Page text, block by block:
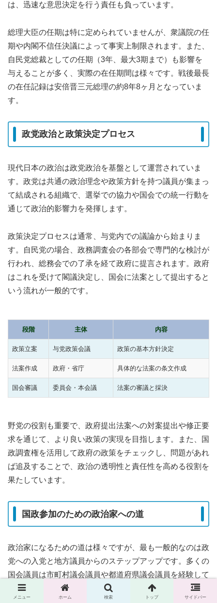
は、迅速な意思決定を行う責任も負っています。
総理大臣の任期は特に定められていませんが、衆議院の任
期や内閣不信任決議によって事実上制限されます。また、
自民党総裁としての任期（3年、最大3期まで）も影響を
与えることが多く、実際の在任期間は様々です。戦後最長
の在任記録は安倍晋三元総理の約8年8ヶ月となっていま
す。
政党政治と政策決定プロセス
現代日本の政治は政党政治を基盤として運営されていま
す。政党は共通の政治理念や政策方針を持つ議員が集まっ
て結成される組織で、選挙での協力や国会での統一行動を
通じて政治的影響力を発揮します。
政策決定プロセスは通常、与党内での議論から始まりま
す。自民党の場合、政務調査会の各部会で専門的な検討が
行われ、総務会での了承を経て政府に提言されます。政府
はこれを受けて閣議決定し、国会に法案として提出すると
いう流れが一般的です。
段階 主体 内容
政策立案 与党政策会議 政策の基本方針決定
法案作成 政府・省庁 具体的な法案の条文作成
国会審議 委員会・本会議 法案の審議と採決
野党の役割も重要で、政府提出法案への対案提出や修正要
求を通じて、より良い政策の実現を目指します。また、国
政調査権を活用して政府の政策をチェックし、問題があれ
ば追及することで、政治の透明性と責任性を高める役割を
果たしています。
国政参加のための政治家への道
政治家になるための道は様々ですが、最も一般的なのは政
党への入党と地方議員からのステップアップです。多くの
国会議員は市町村議会議員や都道府県議会議員を経験して
から国政に挑戦しており、この過程で政治的な経験とネッ
メニュー ホーム 検索 トップ サイドバー